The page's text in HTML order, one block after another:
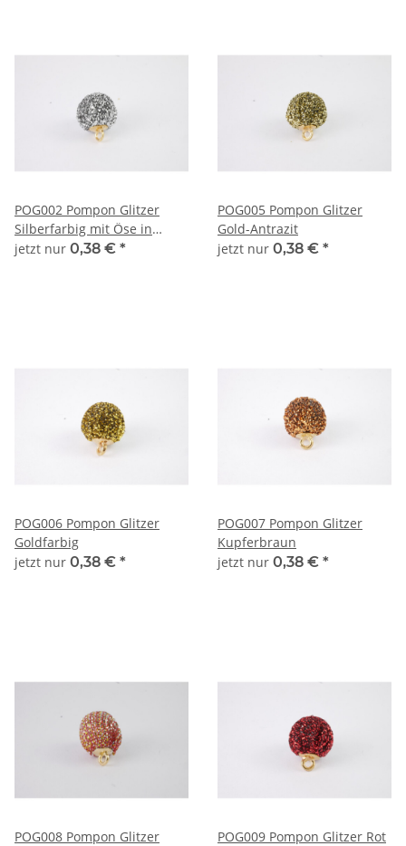
POG002 Pompon Glitzer
Silberfarbig mit Öse in
Goldfarbig
jetzt nur 0,38 € *
POG005 Pompon Glitzer
Gold-Antrazit
jetzt nur 0,38 € *
POG006 Pompon Glitzer
Goldfarbig
jetzt nur 0,38 € *
POG007 Pompon Glitzer
Kupferbraun
jetzt nur 0,38 € *
POG008 Pompon Glitzer
POG009 Pompon Glitzer Rot